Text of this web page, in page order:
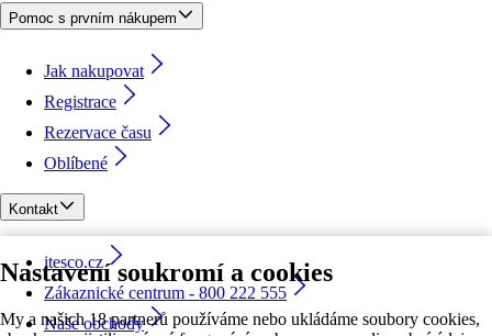
Nastavení soukromí a cookies
My a našich 18 partnerů používáme nebo ukládáme soubory cookies,
Pomoc s prvním nákupem
Jak nakupovat
Registrace
Rezervace času
Oblíbené
Kontakt
itesco.cz
Zákaznické centrum - 800 222 555
Naše obchody